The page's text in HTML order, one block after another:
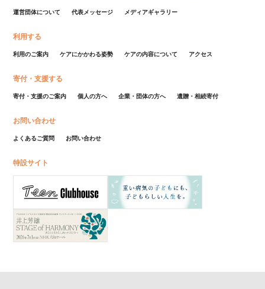
運営団体について 代表メッセージ メディアギャラリー
利用する
利用のご案内 ケアにかかわる姿勢 ケアの内容について アクセス
寄付・支援する
寄付・支援のご案内 個人の方へ 企業・団体の方へ 遺贈・相続寄付
お問い合わせ
よくあるご質問 お問い合わせ
特設サイト